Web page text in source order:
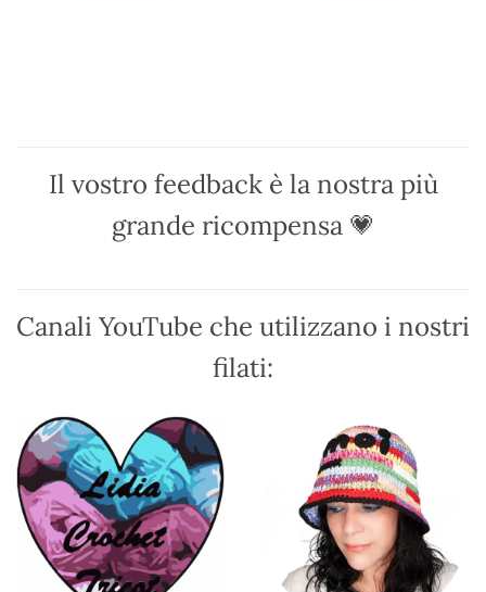
essere
nella
essere
scelte
nella
Il vostro feedback è la nostra più
grande ricompensa 💗
Canali YouTube che utilizzano i nostri
filati: